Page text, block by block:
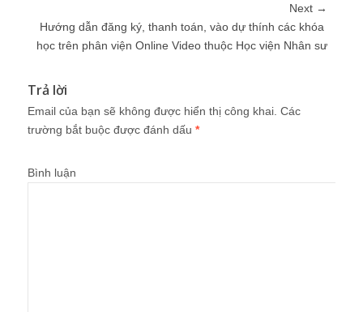
Next →
Hướng dẫn đăng ký, thanh toán, vào dự thính các khóa
học trên phân viện Online Video thuộc Học viện Nhân sư
Trả lời
Email của bạn sẽ không được hiển thị công khai. Các
trường bắt buộc được đánh dấu *
Bình luận